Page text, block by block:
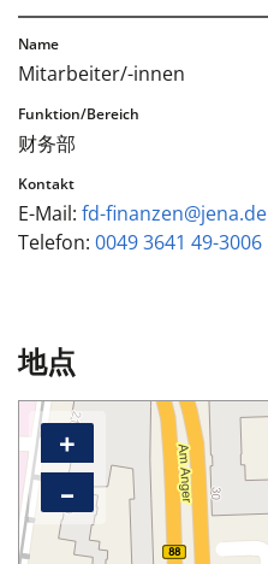
Mitarbeiter/-innen
财务部
E-Mail: fd-finanzen@jena.de
Telefon: 0049 3641 49-3006
地点
+
–